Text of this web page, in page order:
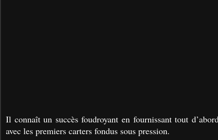
Il connaît un succès foudroyant en fournissant tout
avec les premiers carters fondus sous pression.